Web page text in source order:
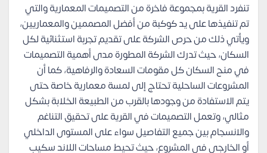
تنفرد القرية بمجموعة فاخرة من التصميمات المعمارية والتي
تم تنفيذها على يد كوكبة من أفضل المصممين والمعماريين،
ويأتي ذلك من حرص الشركة على تقديم تجربة استثنائية لكل
السكان، حيث تدرك الشركة المطورة مدى أهمية التصميمات
في منح السكان كل مقومات السعادة والرفاهية، كما أن
المشروعات الساحلية تحتاج إلى لمسة معمارية خاصة حتى
يتم الاستفادة من وجودها بالقرب من الطبيعة الخلابة بشكل
مثالي، وتعمل التصميمات في القرية على تحقيق التناغم
والانسجام بين جميع التفاصيل سواء على المستوى الداخلي
أو الخارجي في المشروع، حيث تحيط مساحات اللاند سكيب